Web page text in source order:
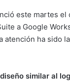
este martes
a Google
atención ha sido
similar al